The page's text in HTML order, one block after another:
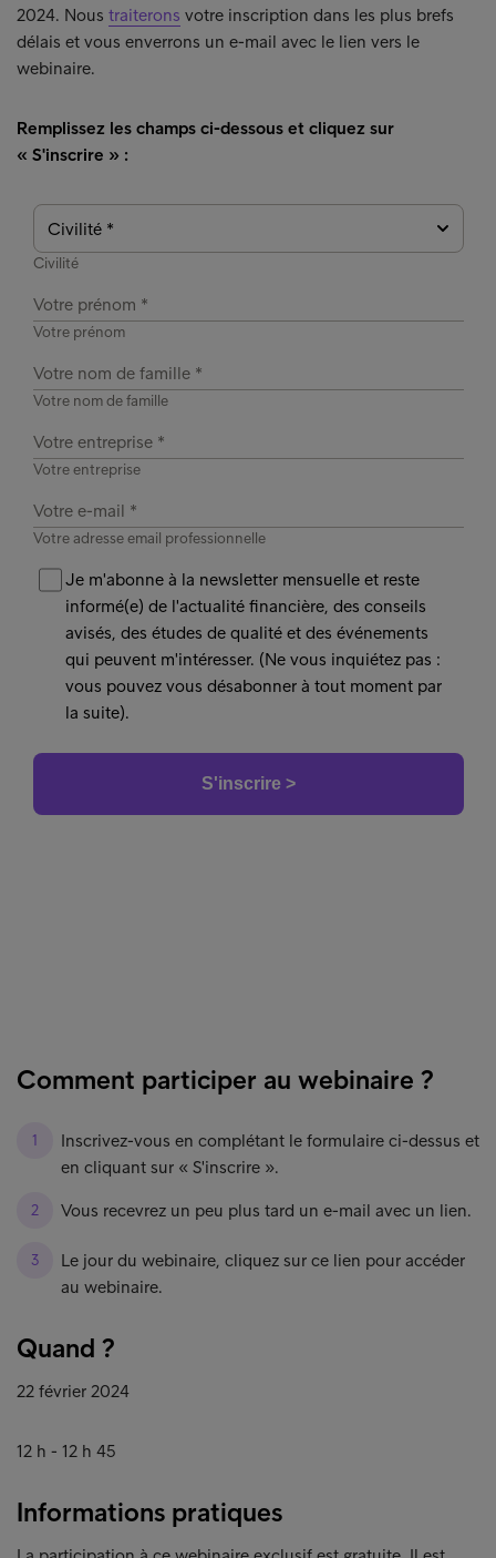
2024. Nous traiterons votre inscription dans les plus brefs
délais et vous enverrons un e-mail avec le lien vers le
webinaire.
Remplissez les champs ci-dessous et cliquez sur
« S'inscrire » :
Comment participer au webinaire ?
Inscrivez-vous en complétant le formulaire ci-dessus et
en cliquant sur « S'inscrire ».
Vous recevrez un peu plus tard un e-mail avec un lien.
Le jour du webinaire, cliquez sur ce lien pour accéder
au webinaire.
Quand ?
22 février 2024
12 h - 12 h 45
Informations pratiques